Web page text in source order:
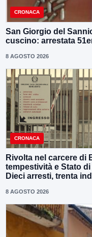
CRONACA
San Giorgio del
cuscino: arrestata
8 AGOSTO 2026
CRONACA
Rivolta nel carcere di
tempestività e Stato
Dieci arresti, trenta
8 AGOSTO 2026